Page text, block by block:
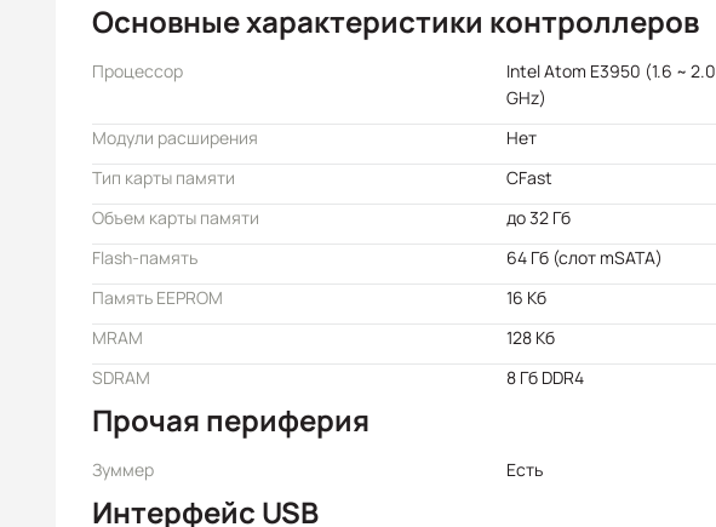
Основные характеристики контроллеров
Процессор
Intel Atom E3950 (1.6 ~ 2.0
GHz)
Модули расширения
Нет
Тип карты памяти
CFast
Объем карты памяти
до 32 Гб
Flash-память
64 Гб (слот mSATA)
Память EEPROM
16 Кб
MRAM
128 Кб
SDRAM
8 Гб DDR4
Прочая периферия
Зуммер Есть
Интерфейс USB